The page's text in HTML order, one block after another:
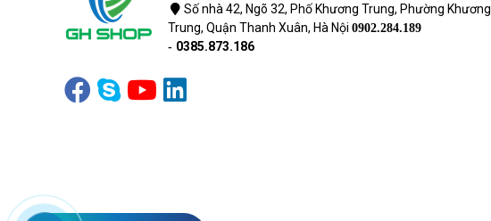
Số nhà 42, Ngõ 32, Phố Khương Trung, Phường Khương
Trung, Quận Thanh Xuân, Hà Nội 0902.284.189
- 0385.873.186